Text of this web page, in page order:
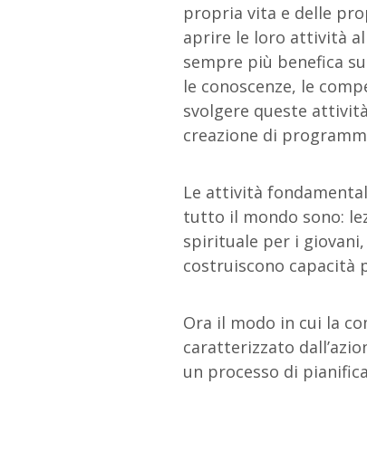
propria vita e delle
aprire le loro attività al
sempre più benefica
le conoscenze, le
svolgere queste
creazione di
Le attività
tutto il mondo sono:
spirituale per i
costruiscono capacità
Ora il modo in cui la
caratterizzato
un processo di